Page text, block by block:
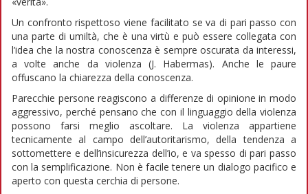
Un confronto rispettoso viene facilitato se va di pari passo con
una parte di umiltà, che è una virtù e può essere collegata con
l’idea che la nostra conoscenza è sempre oscurata da interessi,
a volte anche da violenza (J. Habermas). Anche le paure
offuscano la chiarezza della conoscenza.
Parecchie persone reagiscono a differenze di opinione in modo
aggressivo, perché pensano che con il linguaggio della violenza
possono farsi meglio ascoltare. La violenza appartiene
tecnicamente al campo dell’autoritarismo, della tendenza a
sottomettere e dell’insicurezza dell’io, e va spesso di pari passo
con la semplificazione. Non è facile tenere un dialogo pacifico e
aperto con questa cerchia di persone.